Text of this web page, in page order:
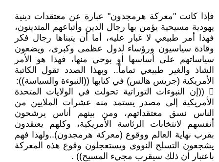
فإذا كانت "معركة هرمجدون" عبارة عن معتقدات دينية
يهودية مسيحية يؤمن بها رجال الدين وأتباعهم المتدينون،
فهذا أمر طبيعي لا غبار عليه، أما أن يتبناها رجال فكر
وقادة سياسيون ورؤساء لدول عظمى وكبرى، ويضعون
سياساتهم على أساسها أو بوحي منها، فهذا هو الأمر
الشاذ والغير طبيعي تماماً.. وبهذا الصدد تقول الكاتبة
الأمريكية (جريس هالس) في كتابها ((النبوءة والسياسة)):
 ((إن النبوءات التوراتية تحولت في الولايات المتحدة
الأمريكية إلى مصدر يستمد منه عشرات الملايين من
الناس نسق معتقداتهم، ومن بينهم أناس يرشحون
أنفسهم لانتخابات الرئاسة الأمريكية، وكلهم يعتقدون
بقرب نهاية العالم ووقوع (معركة هرمجدون)..ولهذا فهم
يشجعون التسلح النووي ويستعجلون وقوع هذه المعركة
باعتبار أن ذلك سيقرب مجيء المسيح)) .